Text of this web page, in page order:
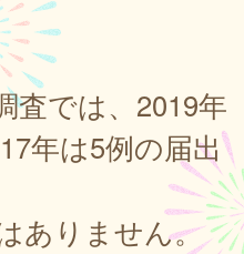
査では、2019年
年は5例の届出
ありません。